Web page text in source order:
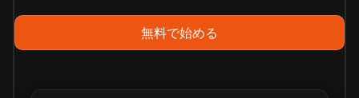
無料で始める